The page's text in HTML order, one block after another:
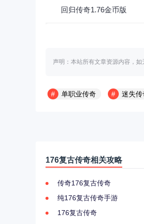
回归传奇1.76金币版
声明：本站所有文章资源内容，
单职业传奇 迷失传
176复古传奇相关攻略
传奇176复古传奇
纯176复古传奇手游
176复古传奇